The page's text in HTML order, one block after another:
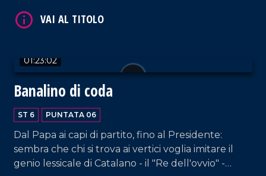
dell'opposizione al governo Meloni, "la svolta della
01:23:02
Banalino di coda
ST 6 PUNTATA 06
Dal Papa ai capi di partito, fino al Presidente:
sembra che chi si trova ai vertici voglia imitare il
genio lessicale di Catalano - il "Re dell'ovvio" -